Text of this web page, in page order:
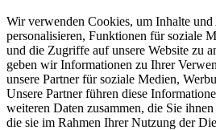
Wir verwenden Cookies, um Inhalte und
personalisieren, Funktionen für soziale
und die Zugriffe auf unsere Website zu
geben wir Informationen zu Ihrer
unsere Partner für soziale Medien,
Unsere Partner führen diese
weiteren Daten zusammen, die Sie
die sie im Rahmen Ihrer Nutzung der